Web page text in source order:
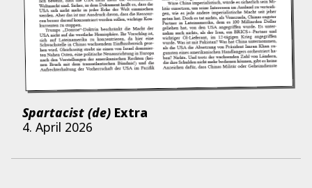
Spartacist (de) Extra
4. April 2026